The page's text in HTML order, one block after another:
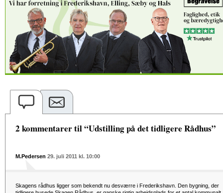
2 kommentarer til “Udstilling på det tidligere Rådhus”
M.Pedersen 29. juli 2011 kl. 10:00
Skagens rådhus ligger som bekendt nu desværre i Frederikshavn. Den bygning, der